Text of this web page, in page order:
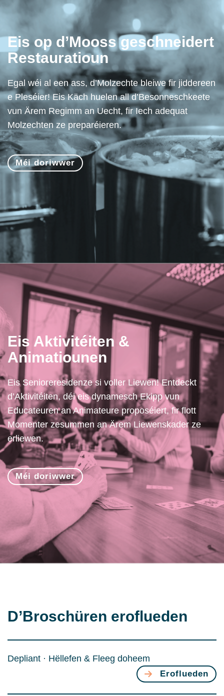
Eis op d’Mooss geschneidert
Restauratioun
Egal wéi al een ass, d’Molzechte bleiwe fir jiddereen
e Pleséier! Eis Käch huelen all d’Besonneschkeete
vun Ärem Regimm an Uecht, fir Iech adequat
Molzechten ze preparéieren.
Méi doriwwer
Eis Aktivitéiten &
Animatiounen
Eis Senioreresidenze si voller Liewen! Entdeckt
d’Aktivitéiten, déi eis dynamesch Ekipp vun
Educateuren an Animateure proposéiert, fir flott
Momenter zesummen an Ärem Liewenskader ze
erliewen.
Méi doriwwer
D’Broschüren eroflueden
Depliant · Hëllefen & Fleeg doheem
Eroflueden